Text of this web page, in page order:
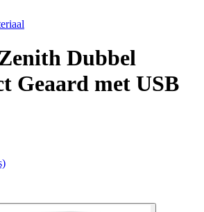
Dubbel
Geaard met USB